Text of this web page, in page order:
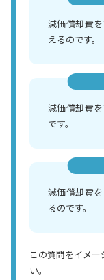
減価償却費
えるのです。
減価償却費
です。
減価償却費
るのです。
この質問をイメ
い。